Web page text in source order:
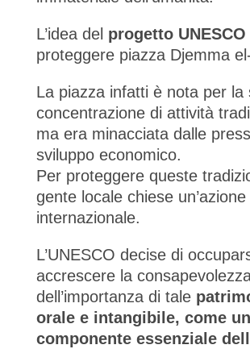
L’idea del progetto UNESCO
proteggere piazza Djemma
La piazza infatti è nota per la
concentrazione di attività
ma era minacciata dalle
sviluppo economico.
Per proteggere queste
gente locale chiese
internazionale.
L’UNESCO decise di
accrescere la
dell’importanza di tale
orale e intangibile, come
componente essenziale